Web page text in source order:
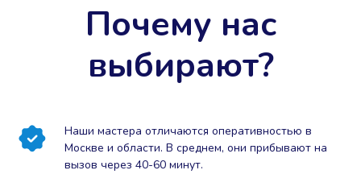
Почему нас
выбирают?
Наши мастера отличаются оперативностью в
Москве и области. В среднем, они прибывают на
вызов через 40-60 минут.